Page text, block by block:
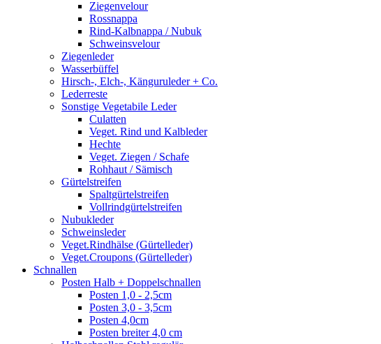
Ziegenvelour
Rossnappa
Rind-Kalbnappa / Nubuk
Schweinsvelour
Ziegenleder
Wasserbüffel
Hirsch-, Elch-, Känguruleder + Co.
Lederreste
Sonstige Vegetabile Leder
Culatten
Veget. Rind und Kalbleder
Hechte
Veget. Ziegen / Schafe
Rohhaut / Sämisch
Gürtelstreifen
Spaltgürtelstreifen
Vollrindgürtelstreifen
Nubukleder
Schweinsleder
Veget.Rindhälse (Gürtelleder)
Veget.Croupons (Gürtelleder)
Schnallen
Posten Halb + Doppelschnallen
Posten 1,0 - 2,5cm
Posten 3,0 - 3,5cm
Posten 4,0cm
Posten breiter 4,0 cm